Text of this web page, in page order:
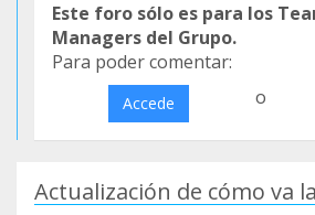
Este foro sólo es para los
Managers del Grupo.
Para poder comentar:
Accede o
Actualización de cómo va